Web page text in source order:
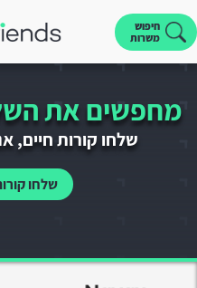
חיפוש
משרות
מחפשים את
שלחו קורות חיים,
שלחו